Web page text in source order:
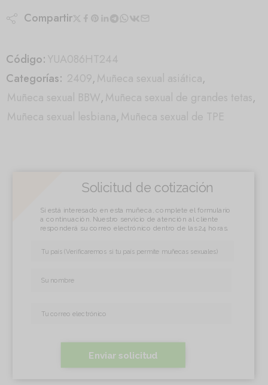
Compartir
Código:YUA086HT244
Categorías: 2409,Muñeca sexual asiática,
Muñeca sexual BBW,Muñeca sexual de grandes tetas,
Muñeca sexual lesbiana,Muñeca sexual de TPE
Solicitud de cotización
Si está interesado en esta muñeca, complete el formulario
a continuación. Nuestro servicio de atención al cliente
responderá su correo electrónico dentro de las 24 horas.
Enviar solicitud